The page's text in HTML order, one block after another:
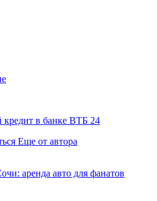
кредит в банке ВТБ 24
Еще от автора
аренда авто для фанатов